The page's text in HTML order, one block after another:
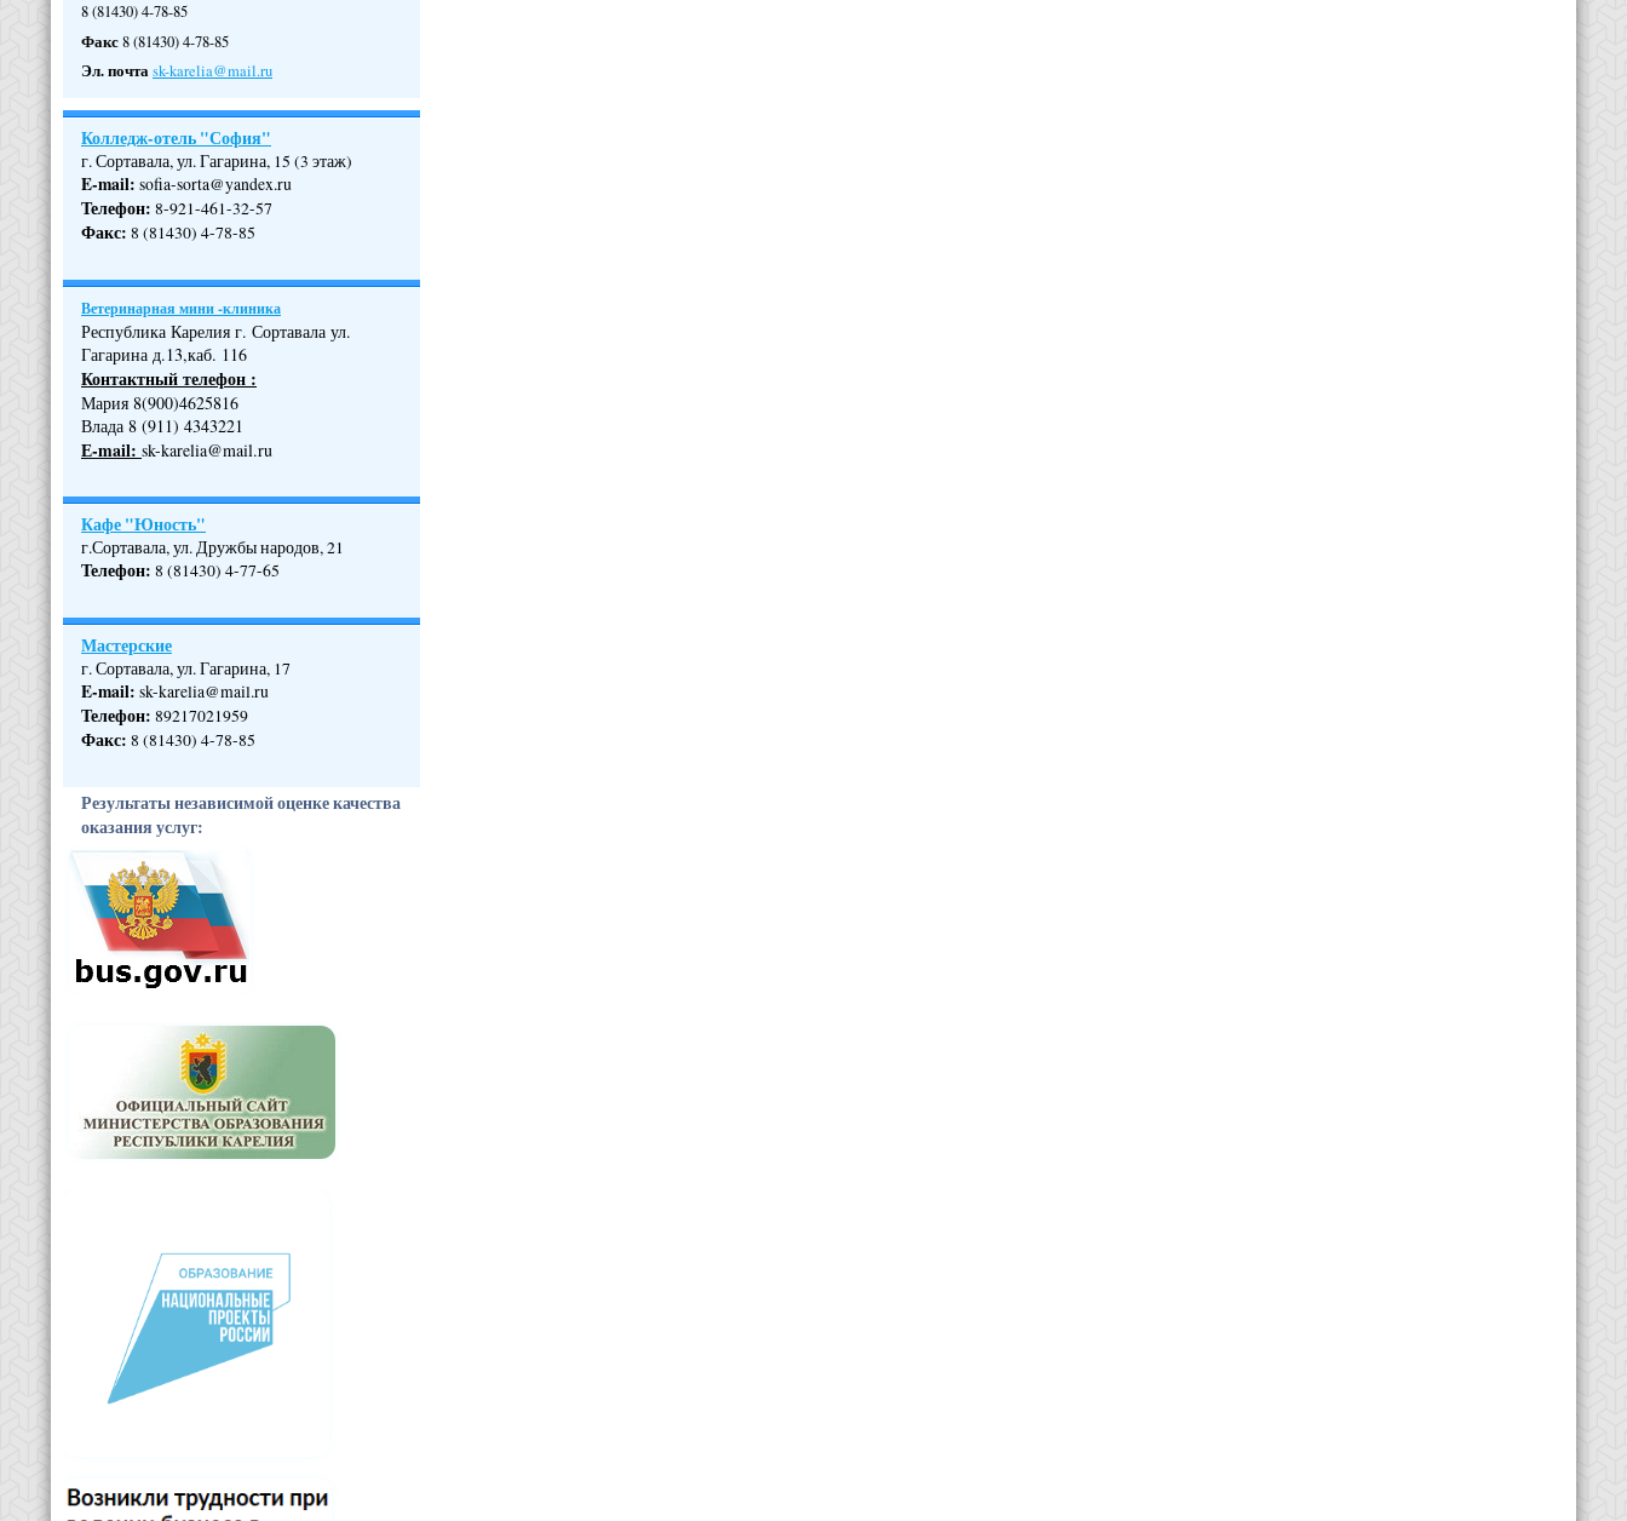
8 (81430) 4-78-85
Факс8 (81430) 4-78-85
Эл. почтаsk-karelia@mail.ru
Колледж-отель "София"
г. Сортавала, ул. Гагарина, 15 (3 этаж)
E-mail: sofia-sorta@yandex.ru
Телефон: 8-921-461-32-57
Факс: 8 (81430) 4-78-85
Ветеринарная мини -клиника
Республика Карелия г. Сортавала ул.
Гагарина д.13,каб. 116
Контактный телефон :
Мария 8(900)4625816
Влада 8 (911) 4343221
Е-mail: sk-karelia@mail.ru
Кафе "Юность"
г.Сортавала, ул. Дружбы народов, 21
Телефон: 8 (81430) 4-77-65
Мастерские
г. Сортавала, ул. Гагарина, 17
E-mail: sk-karelia@mail.ru
Телефон: 89217021959
Факс: 8 (81430) 4-78-85
Результаты независимой оценке качества
оказания услуг: